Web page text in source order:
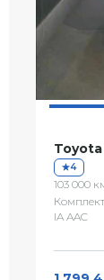
4
103 000
IA AAC